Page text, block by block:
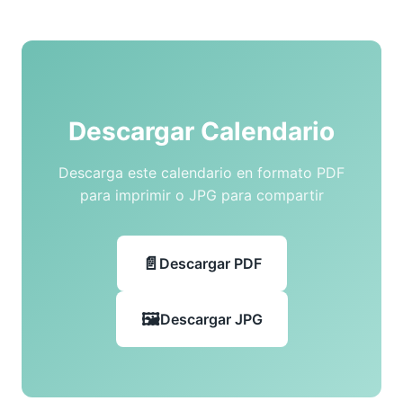
Descargar Calendario
Descarga este calendario en formato PDF
para imprimir o JPG para compartir
Descargar PDF
Descargar JPG